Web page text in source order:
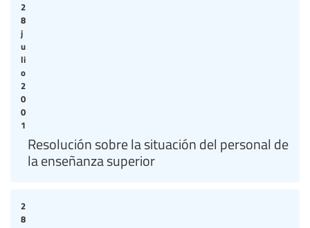
2
8
j
u
li
o
2
0
0
1
Resolución sobre la situación del personal de
la enseñanza superior
2
8